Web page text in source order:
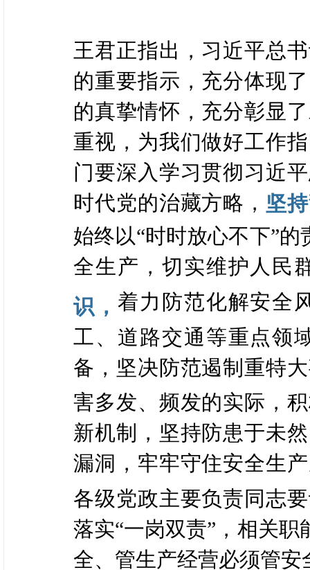
王君正指出，习近平总
的重要指示，充分体现
的真挚情怀，充分彰显
重视，为我们做好工作
门要深入学习贯彻习近
时代党的治藏方略， 坚
始终以“时时放心不下”
全生产，切实维护人民
识， 着力防范化解安全
工、道路交通等重点领
备，坚决防范遏制重特
害多发、频发的实际，
新机制，坚持防患于未
漏洞，牢牢守住安全生
各级党政主要负责同志
落实“一岗双责”，相关
全、管生产经营必须管